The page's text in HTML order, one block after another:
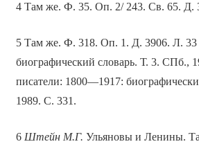
4 Там же. Ф. 35. Оп. 2/ 243. Св. 65. Д.
5 Там же. Ф. 318. Оп. 1. Д. 3906. Л. 33
биографический словарь. Т. 3. СПб.,
писатели: 1800—1917:
1989. С. 331.
6 Штейн М.Г. Ульяновы и Ленины.